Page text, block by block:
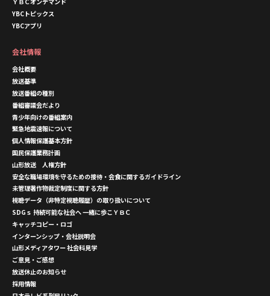
YBCトピックス
YBCアプリ
会社情報
会社概要
放送基準
放送番組の種別
番組審議会だより
青少年向けの番組案内
緊急地震速報について
個人情報保護基本方針
国民保護業務計画
山形放送 人権方針
安全な職場環境を守るための接待・会食に関するガイドライン
未管理著作物裁定制度に関する方針
視聴データ（非特定視聴履歴）の取り扱いについて
SDGｓ 持続可能な社会へ 一緒に歩こＹＢＣ
キャッチコピー・ロゴ
インターンシップ・会社説明会
山形メディアタワー 社会科見学
ご意見・ご感想
放送休止のお知らせ
採用情報